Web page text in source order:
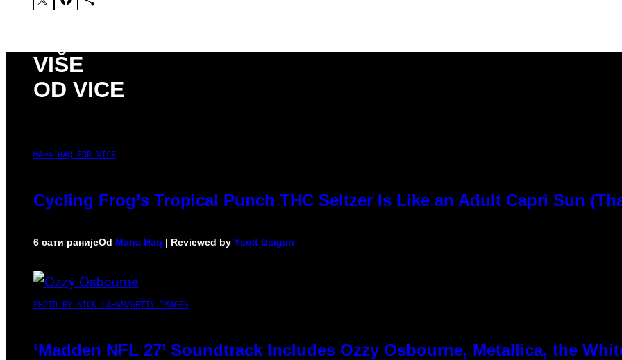
VIŠE
OD VICE
MAHA HAQ FOR VICE
Cycling Frog’s Tropical Punch THC Seltzer Is Like an Adult Capri Sun
6 сати ранијеOd Maha Haq | Reviewed by Ysolt Usigan
PHOTO BY NICK LAHAM/GETTY IMAGES
‘Madden NFL 27’ Soundtrack Includes Ozzy Osbourne, Metallica, the